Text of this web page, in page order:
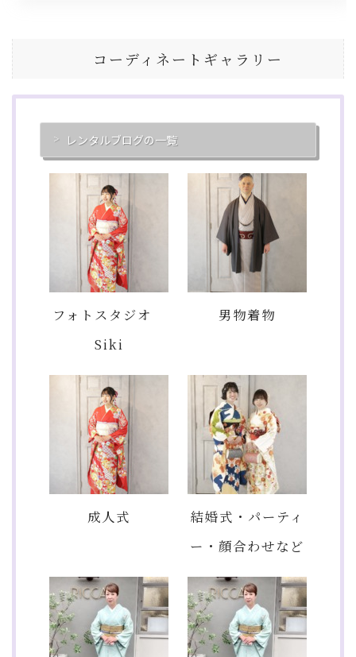
コーディネートギャラリー
レンタルブログの一覧
フォトスタジオ
Siki
男物着物
成人式
結婚式・パーティ
ー・顔合わせなど